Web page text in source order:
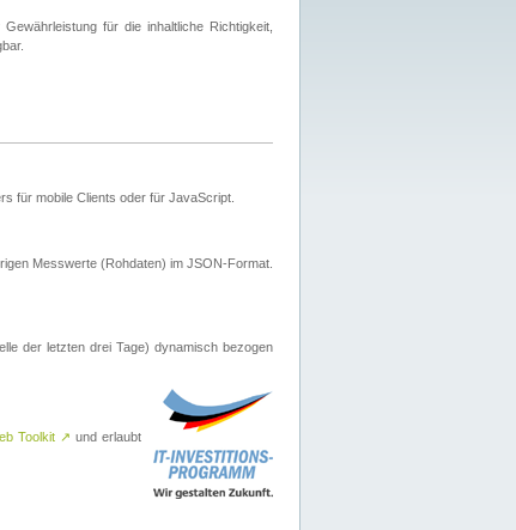
für die inhaltliche Richtigkeit,
für mobile Clients oder für JavaScript.
Messwerte (Rohdaten) im JSON-Format.
der letzten drei Tage) dynamisch bezogen
Toolkit ↗ und erlaubt